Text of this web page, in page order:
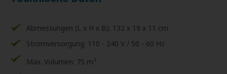
Abmessungen (L x H x B): 132 x 19 x 11 cm
Stromversorgung: 110 - 240 V / 50 - 60 Hz
Max. Volumen: 75 m3